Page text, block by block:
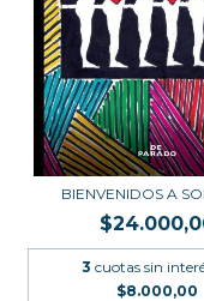
BIENVENIDOS A
3 cuotas sin
$8.000,00